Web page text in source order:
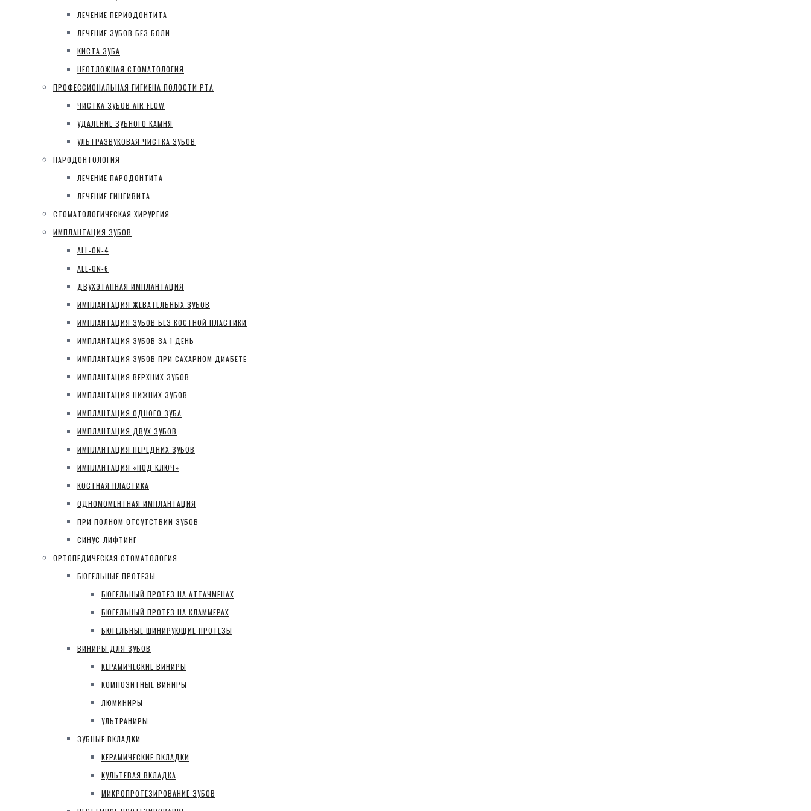
ЛЕЧЕНИЕ ПЕРИОДОНТИТА
ЛЕЧЕНИЕ ЗУБОВ БЕЗ БОЛИ
КИСТА ЗУБА
НЕОТЛОЖНАЯ СТОМАТОЛОГИЯ
ПРОФЕССИОНАЛЬНАЯ ГИГИЕНА ПОЛОСТИ РТА
ЧИСТКА ЗУБОВ AIR FLOW
УДАЛЕНИЕ ЗУБНОГО КАМНЯ
УЛЬТРАЗВУКОВАЯ ЧИСТКА ЗУБОВ
ПАРОДОНТОЛОГИЯ
ЛЕЧЕНИЕ ПАРОДОНТИТА
ЛЕЧЕНИЕ ГИНГИВИТА
СТОМАТОЛОГИЧЕСКАЯ ХИРУРГИЯ
ИМПЛАНТАЦИЯ ЗУБОВ
ALL-ON-4
ALL-ON-6
ДВУХЭТАПНАЯ ИМПЛАНТАЦИЯ
ИМПЛАНТАЦИЯ ЖЕВАТЕЛЬНЫХ ЗУБОВ
ИМПЛАНТАЦИЯ ЗУБОВ БЕЗ КОСТНОЙ ПЛАСТИКИ
ИМПЛАНТАЦИЯ ЗУБОВ ЗА 1 ДЕНЬ
ИМПЛАНТАЦИЯ ЗУБОВ ПРИ САХАРНОМ ДИАБЕТЕ
ИМПЛАНТАЦИЯ ВЕРХНИХ ЗУБОВ
ИМПЛАНТАЦИЯ НИЖНИХ ЗУБОВ
ИМПЛАНТАЦИЯ ОДНОГО ЗУБА
ИМПЛАНТАЦИЯ ДВУХ ЗУБОВ
ИМПЛАНТАЦИЯ ПЕРЕДНИХ ЗУБОВ
ИМПЛАНТАЦИЯ «ПОД КЛЮЧ»
КОСТНАЯ ПЛАСТИКА
ОДНОМОМЕНТНАЯ ИМПЛАНТАЦИЯ
ПРИ ПОЛНОМ ОТСУТСТВИИ ЗУБОВ
СИНУС-ЛИФТИНГ
ОРТОПЕДИЧЕСКАЯ СТОМАТОЛОГИЯ
БЮГЕЛЬНЫЕ ПРОТЕЗЫ
БЮГЕЛЬНЫЙ ПРОТЕЗ НА АТТАЧМЕНАХ
БЮГЕЛЬНЫЙ ПРОТЕЗ НА КЛАММЕРАХ
БЮГЕЛЬНЫЕ ШИНИРУЮЩИЕ ПРОТЕЗЫ
ВИНИРЫ ДЛЯ ЗУБОВ
КЕРАМИЧЕСКИЕ ВИНИРЫ
КОМПОЗИТНЫЕ ВИНИРЫ
ЛЮМИНИРЫ
УЛЬТРАНИРЫ
ЗУБНЫЕ ВКЛАДКИ
КЕРАМИЧЕСКИЕ ВКЛАДКИ
КУЛЬТЕВАЯ ВКЛАДКА
МИКРОПРОТЕЗИРОВАНИЕ ЗУБОВ